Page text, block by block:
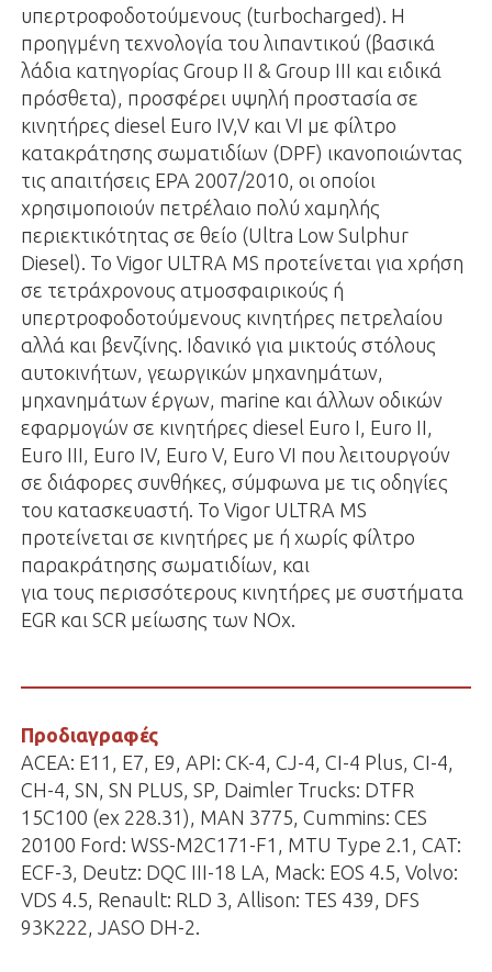
υπερτροφοδοτούμενους (turbocharged). Η
προηγμένη τεχνολογία του λιπαντικού (βασικά
λάδια κατηγορίας Group II & Group III και ειδικά
πρόσθετα), προσφέρει υψηλή προστασία σε
κινητήρες diesel Euro IV,V και VI με φίλτρο
κατακράτησης σωματιδίων (DPF) ικανοποιώντας
τις απαιτήσεις ΕΡΑ 2007/2010, οι οποίοι
χρησιμοποιούν πετρέλαιο πολύ χαμηλής
περιεκτικότητας σε θείο (Ultra Low Sulphur
Diesel). Το Vigor ULTRA MS προτείνεται για χρήση
σε τετράχρονους ατμοσφαιρικούς ή
υπερτροφοδοτούμενους κινητήρες πετρελαίου
αλλά και βενζίνης. Ιδανικό για μικτούς στόλους
αυτοκινήτων, γεωργικών μηχανημάτων,
μηχανημάτων έργων, marine και άλλων οδικών
εφαρμογών σε κινητήρες diesel Euro I, Euro II,
Euro III, Euro IV, Euro V, Euro VI που λειτουργούν
σε διάφορες συνθήκες, σύμφωνα με τις οδηγίες
του κατασκευαστή. Το Vigor ULTRA MS
προτείνεται σε κινητήρες με ή χωρίς φίλτρο
παρακράτησης σωματιδίων, και
για τους περισσότερους κινητήρες με συστήματα
EGR και SCR μείωσης των NOx.
Προδιαγραφές
ACEA: E11, E7, E9, API: CK-4, CJ-4, CI-4 Plus, CI-4,
CH-4, SN, SN PLUS, SP, Daimler Trucks: DTFR
15C100 (ex 228.31), MAN 3775, Cummins: CES
20100 Ford: WSS-M2C171-F1, MTU Type 2.1, CAT:
ECF-3, Deutz: DQC III-18 LA, Mack: EOS 4.5, Volvo:
VDS 4.5, Renault: RLD 3, Allison: TES 439, DFS
93K222, JASO DH-2.